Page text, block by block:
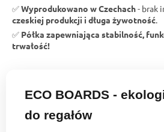
✅Wyprodukowano w Czechach- brak
czeskiej produkcji i długa żywotność
✅ Półka zapewniająca stabilność,
trwałość!
ECO BOARDS -
do regałów